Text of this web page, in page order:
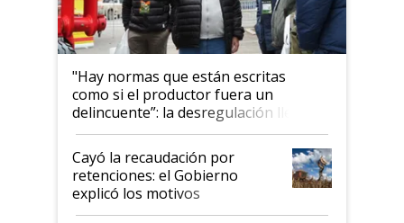
"Hay normas que están escritas
como si el productor fuera un
delincuente”: la desregulación llegó
al Congreso Aapresid y hasta se
habló del financiamiento al IPCVA
Cayó la recaudación por
retenciones: el Gobierno
explicó los motivos